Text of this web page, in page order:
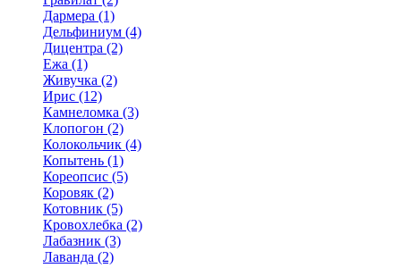
Дармера (1)
Дельфиниум (4)
Дицентра (2)
Ежа (1)
Живучка (2)
Ирис (12)
Камнеломка (3)
Клопогон (2)
Колокольчик (4)
Копытень (1)
Кореопсис (5)
Коровяк (2)
Котовник (5)
Кровохлебка (2)
Лабазник (3)
Лаванда (2)